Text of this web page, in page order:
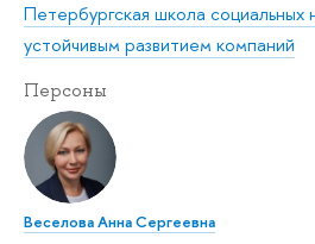
Петербургская школа социальных
устойчивым развитием компаний
Персоны
Веселова Анна Сергеевна